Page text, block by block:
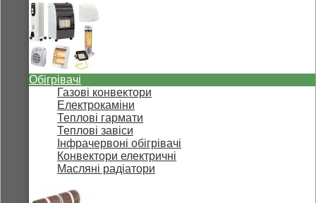
Обігрівачі
Газові конвектори
Електрокаміни
Теплові гармати
Теплові завіси
Інфрачервоні обігрівачі
Конвектори електричні
Масляні радіатори